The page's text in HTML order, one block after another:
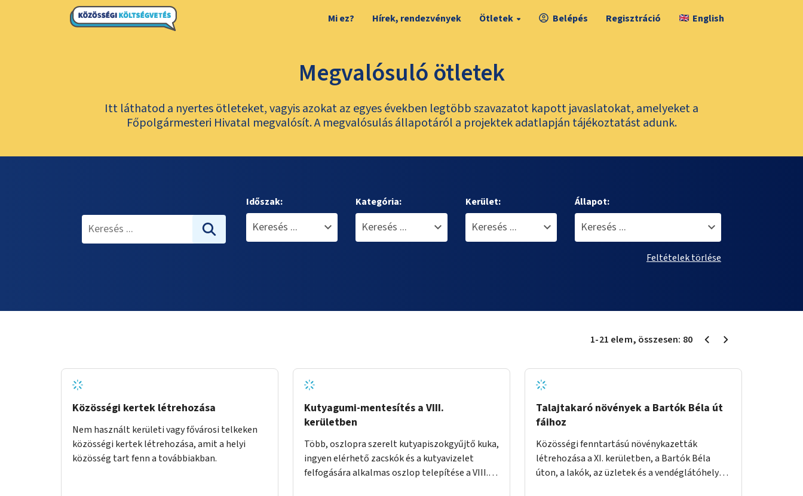
Mi ez? Hírek, rendezvények Ötletek Belépés Regisztráció English
Megvalósuló ötletek
Itt láthatod a nyertes ötleteket, vagyis azokat az egyes években legtöbb szavazatot kapott javaslatokat, amelyeket a
Főpolgármesteri Hivatal megvalósít. A megvalósulás állapotáról a projektek adatlapján tájékoztatást adunk.
Időszak: Kategória: Kerület: Állapot:
Feltételek törlése
1-21 elem, összesen: 80
Közösségi kertek létrehozása
Nem használt kerületi vagy fővárosi telkeken
közösségi kertek létrehozása, amit a helyi
közösség tart fenn a továbbiakban.
Kutyagumi-mentesítés a VIII.
kerületben
Több, oszlopra szerelt kutyapiszokgyűjtő kuka,
ingyen elérhető zacskók és a kutyavizelet
felfogására alkalmas oszlop telepítése a VIII.
Talajtakaró növények a Bartók Béla út
fáihoz
Közösségi fenntartású növénykazetták
létrehozása a XI. kerületben, a Bartók Béla
úton, a lakók, az üzletek és a vendéglátóhelyek